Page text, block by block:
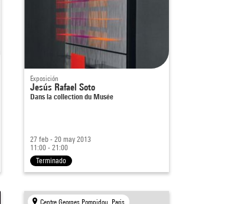
Exposición
Jesús Rafael Soto
Dans la collection du Musée
27 feb - 20 may 2013
11:00 - 21:00
Terminado
Centre Georges Pompidou, Paris